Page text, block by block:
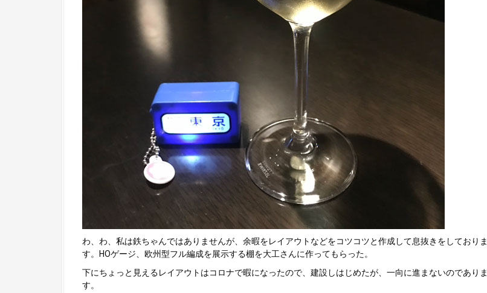
わ、わ、私は鉄ちゃんではありませんが、余暇をレイアウトなどをコツコツと作成して息抜きをしておりま
す。HOゲージ、欧州型フル編成を展示する棚を大工さんに作ってもらった。
下にちょっと見えるレイアウトはコロナで暇になったので、建設しはじめたが、一向に進まないのでありま
す。